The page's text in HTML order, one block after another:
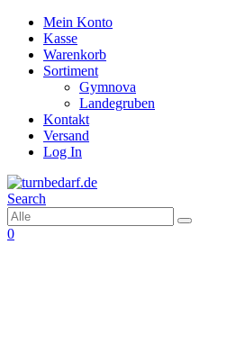
Mein Konto
Kasse
Warenkorb
Sortiment
Gymnova
Landegruben
Kontakt
Versand
Log In
Search
0